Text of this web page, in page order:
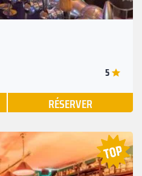
5
RÉSERVER